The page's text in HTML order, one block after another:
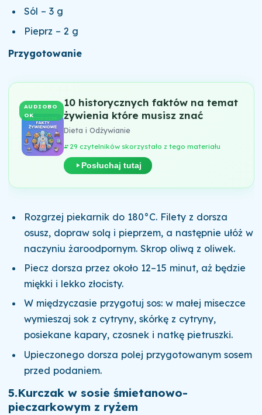
Sól – 3 g
Pieprz – 2 g
Przygotowanie
AUDIOBO
OK
10 historycznych faktów na temat
żywienia które musisz znać
Dieta i Odżywianie
29 czytelników skorzystało z tego materiału
Posłuchaj tutaj
Rozgrzej piekarnik do 180°C. Filety z dorsza
osusz, dopraw solą i pieprzem, a następnie ułóż w
naczyniu żaroodpornym. Skrop oliwą z oliwek.
Piecz dorsza przez około 12–15 minut, aż będzie
miękki i lekko złocisty.
W międzyczasie przygotuj sos: w małej miseczce
wymieszaj sok z cytryny, skórkę z cytryny,
posiekane kapary, czosnek i natkę pietruszki.
Upieczonego dorsza polej przygotowanym sosem
przed podaniem.
5.Kurczak w sosie śmietanowo-
pieczarkowym z ryżem